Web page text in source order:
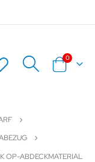
Warenkorb
0Artikel
OP-ABDECKMATERIAL